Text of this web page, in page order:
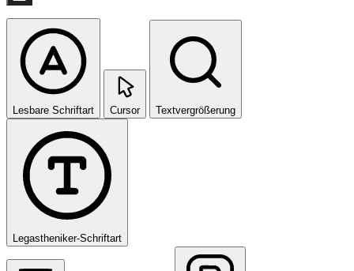
Lesbare Schriftart Cursor Textvergrößerung
Legastheniker-Schriftart